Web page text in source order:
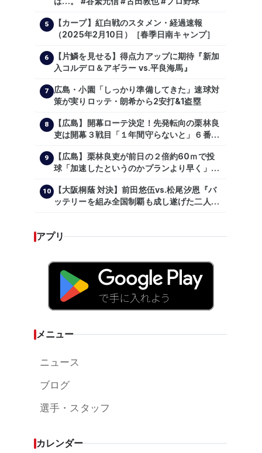
5
【カープ】紅白戦のスタメン・経過速報
（2025年2月10日）［春季日南キャンプ］
6
【片鱗を見せる】得点力アップに期待『新加
入コルデロ＆アギラー vs.平良海馬』
7
広島・小園「しっかり準備してきた」速球対
策が実りロッテ・朗希から2安打&1盗塁
8
【広島】開幕ローテ決定！先発転向の栗林良
吏は開幕３戦目「１年間守らないと」６番手
9
【広島】栗林良吏が前日の２倍約60ｍで投
球「加速したというのかプランより早く」自
10
【大阪桐蔭 対決】前田悠伍vs.松尾汐恩『バ
ッテリーを組み全国制覇も成し遂げた二人
アプリ
メニュー
ニュース
ブログ
選手・スタッフ
カレンダー